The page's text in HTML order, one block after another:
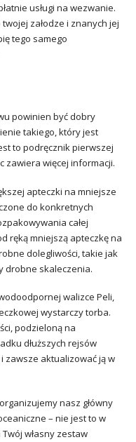
usługi na wezwanie.
załodze i znanych jej
tego samego
powinien być dobry
takiego, który jest
to podręcznik pierwszej
zawiera więcej informacji.
apteczki na mniejsze
do konkretnych
całej
ręką mniejszą apteczkę na
dolegliwości, takie jak
drobne skaleczenia.
walizce Peli,
wystarczy torba.
podzieloną na
dłuższych rejsów
zawsze aktualizować ją w
nasz główny
– nie jest to w
własny zestaw